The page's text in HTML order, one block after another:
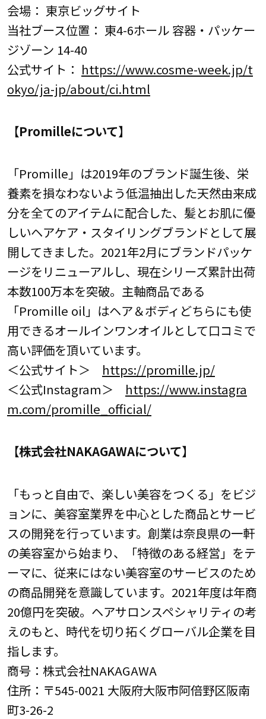
会場： 東京ビッグサイト
当社ブース位置： 東4-6ホール 容器・パッケー
ジゾーン 14-40
公式サイト： https://www.cosme-week.jp/t
okyo/ja-jp/about/ci.html
【Promilleについて】
「Promille」は2019年のブランド誕生後、栄
養素を損なわないよう低温抽出した天然由来成
分を全てのアイテムに配合した、髪とお肌に優
しいヘアケア・スタイリングブランドとして展
開してきました。2021年2月にブランドパッケ
ージをリニューアルし、現在シリーズ累計出荷
本数100万本を突破。主軸商品である
「Promille oil」はヘア＆ボディどちらにも使
用できるオールインワンオイルとして口コミで
高い評価を頂いています。
＜公式サイト＞ https://promille.jp/
＜公式Instagram＞ https://www.instagra
m.com/promille_official/
【株式会社NAKAGAWAについて】
「もっと自由で、楽しい美容をつくる」をビジ
ョンに、美容室業界を中心とした商品とサービ
スの開発を行っています。創業は奈良県の一軒
の美容室から始まり、「特徴のある経営」をテ
ーマに、従来にはない美容室のサービスのため
の商品開発を意識しています。2021年度は年商
20億円を突破。ヘアサロンスペシャリティの考
えのもと、時代を切り拓くグローバル企業を目
指します。
商号：株式会社NAKAGAWA
住所：〒545-0021 大阪府大阪市阿倍野区阪南
町3-26-2